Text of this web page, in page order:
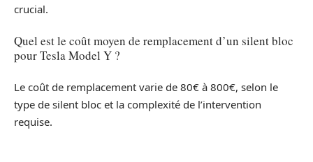
crucial.
Quel est le coût moyen de remplacement d’un silent bloc
pour Tesla Model Y ?
Le coût de remplacement varie de 80€ à 800€, selon le
type de silent bloc et la complexité de l’intervention
requise.